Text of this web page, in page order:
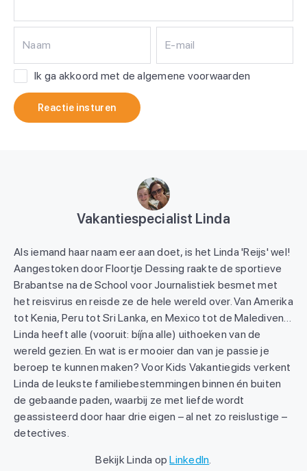
Naam E-mail
Ik ga akkoord met de algemene voorwaarden
Reactie insturen
Vakantiespecialist Linda
Als iemand haar naam eer aan doet, is het Linda 'Reijs' wel!
Aangestoken door Floortje Dessing raakte de sportieve
Brabantse na de School voor Journalistiek besmet met
het reisvirus en reisde ze de hele wereld over. Van Amerika
tot Kenia, Peru tot Sri Lanka, en Mexico tot de Malediven…
Linda heeft alle (vooruit: bíjna alle) uithoeken van de
wereld gezien. En wat is er mooier dan van je passie je
beroep te kunnen maken? Voor Kids Vakantiegids verkent
Linda de leukste familiebestemmingen binnen én buiten
de gebaande paden, waarbij ze met liefde wordt
geassisteerd door haar drie eigen – al net zo reislustige –
detectives.
Bekijk Linda opLinkedIn.